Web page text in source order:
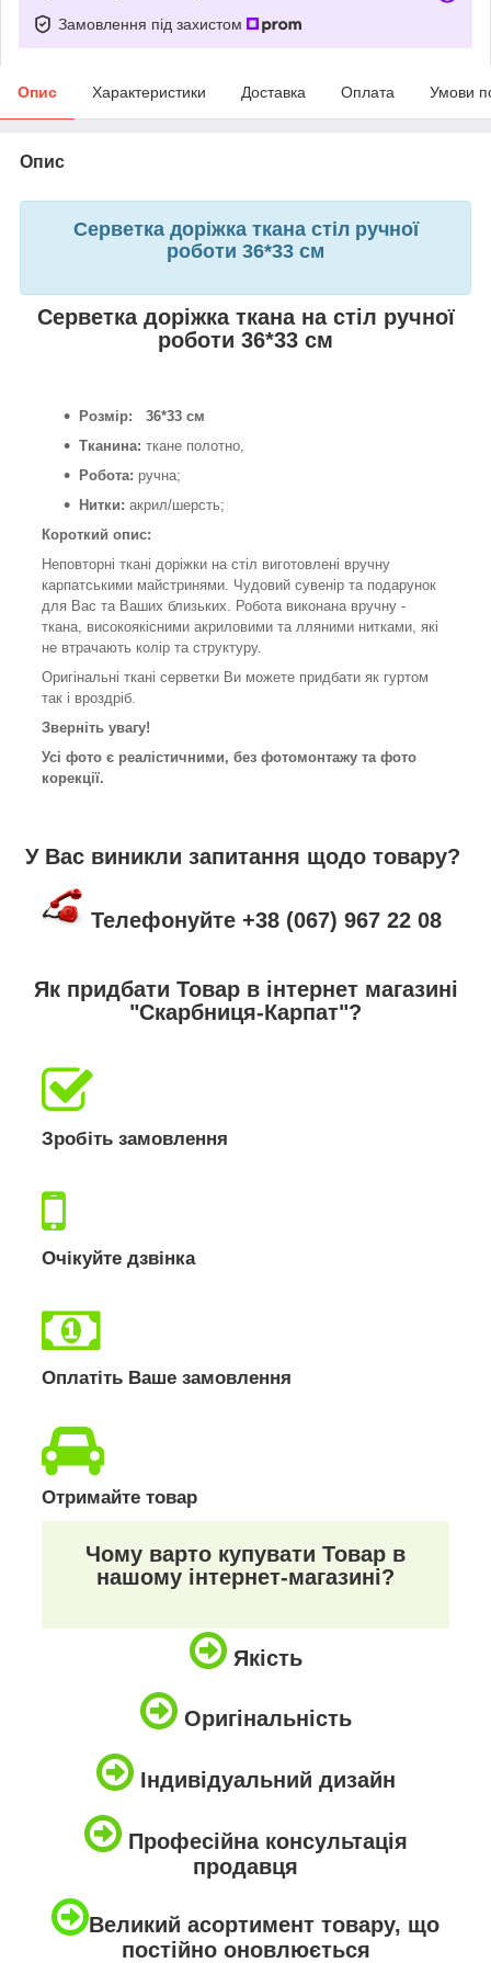
Замовлення під захистом
Опис Характеристики Доставка Оплата Умови
Опис
Серветка доріжка ткана стіл ручної
роботи 36*33 см
Серветка доріжка ткана на стіл ручної
роботи 36*33 см
Розмір: 36*33 см
Тканина: ткане полотно,
Робота: ручна;
Нитки: акрил/шерсть;
Короткий опис:
Неповторні ткані доріжки на стіл виготовлені вручну
карпатськими майстринями. Чудовий сувенір та подарунок
для Вас та Ваших близьких. Робота виконана вручну -
ткана, високоякісними акриловими та лляними нитками, які
не втрачають колір та структуру.
Оригінальні ткані серветки Ви можете придбати як гуртом
так і вроздріб.
Зверніть увагу!
Усі фото є реалістичними, без фотомонтажу та фото
корекції.
У Вас виникли запитання щодо товару?
Телефонуйте +38 (067) 967 22 08
Як придбати Товар в інтернет магазині
"Скарбниця-Карпат"?
Зробіть замовлення
Очікуйте дзвінка
Оплатіть Ваше замовлення
Отримайте товар
Чому варто купувати Товар в
нашому інтернет-магазині?
Якість
Оригінальність
Індивідуальний дизайн
Професійна консультація
продавця
Великий асортимент товару, що
постійно оновлюється